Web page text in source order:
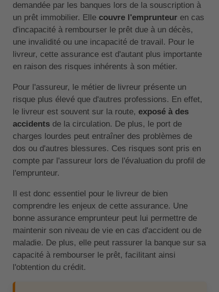
demandée par les banques lors de la souscription à
un prêt immobilier. Elle couvre l'emprunteuren cas
d'incapacité à rembourser le prêt due à un décès,
une invalidité ou une incapacité de travail. Pour le
livreur, cette assurance est d'autant plus importante
en raison des risques inhérents à son métier.
Pour l'assureur, le métier de livreur présente un
risque plus élevé que d'autres professions. En effet,
le livreur est souvent sur la route, exposé à des
accidentsde la circulation. De plus, le port de
charges lourdes peut entraîner des problèmes de
dos ou d'autres blessures. Ces risques sont pris en
compte par l'assureur lors de l'évaluation du profil de
l'emprunteur.
Il est donc essentiel pour le livreur de bien
comprendre les enjeux de cette assurance. Une
bonne assurance emprunteur peut lui permettre de
maintenir son niveau de vie en cas d'accident ou de
maladie. De plus, elle peut rassurer la banque sur sa
capacité à rembourser le prêt, facilitant ainsi
l'obtention du crédit.